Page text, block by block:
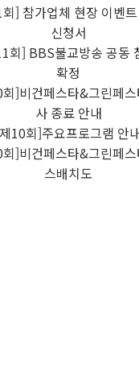
] 참가업체 현장 이벤
신청서
회] BBS불교방송 공동
확정
]비건페스타&그린페
사 종료 안내
10회]주요프로그램 안
]비건페스타&그린페
스배치도